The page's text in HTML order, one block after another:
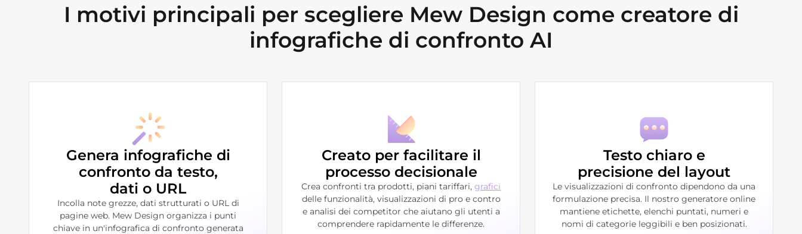
I motivi principali per scegliere Mew Design come creatore di
infografiche di confronto AI
Genera infografiche di
confronto da testo,
dati o URL
Incolla note grezze, dati strutturati o URL di
pagine web. Mew Design organizza i punti
chiave in un'infografica di confronto generata
Creato per facilitare il
processo decisionale
Crea confronti tra prodotti, piani tariffari, grafici
delle funzionalità, visualizzazioni di pro e contro
e analisi dei competitor che aiutano gli utenti a
comprendere rapidamente le differenze.
Testo chiaro e
precisione del layout
Le visualizzazioni di confronto dipendono da una
formulazione precisa. Il nostro generatore online
mantiene etichette, elenchi puntati, numeri e
nomi di categorie leggibili e ben posizionati.